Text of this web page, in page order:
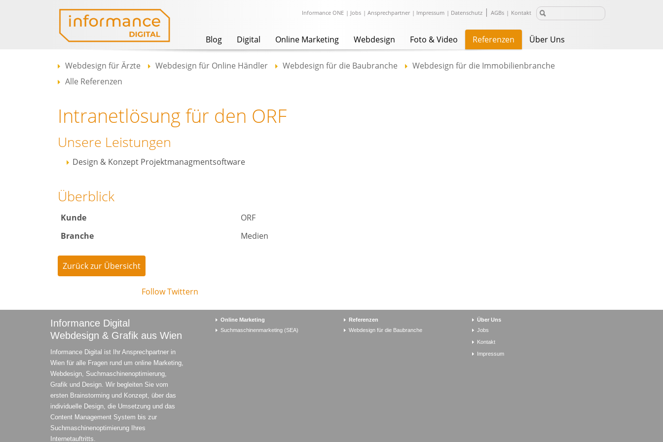
Informance ONE | Jobs | Ansprechpartner | Impressum | Datenschutz | AGBs | Kontakt
Blog Digital Online Marketing Webdesign Foto & Video Referenzen Über Uns
Webdesign für Ärzte Webdesign für Online Händler Webdesign für die Baubranche
Webdesign für die Immobilienbranche
Alle Referenzen
Intranetlösung für den ORF
Unsere Leistungen
Design & Konzept Projektmanagmentsoftware
Überblick
Kunde
ORF
Branche
Medien
Zurück zur Übersicht
FollowTwittern
Informance Digital
Webdesign & Grafik aus Wien
Informance Digital ist Ihr Ansprechpartner in
Wien für alle Fragen rund um online Marketing,
Webdesign, Suchmaschinenoptimierung,
Grafik und Design. Wir begleiten Sie vom
ersten Brainstorming und Konzept, über das
individuelle Design, die Umsetzung und das
Content Management System bis zur
Suchmaschinenoptimierung Ihres
Internetauftritts.
Online Marketing
Suchmaschinenmarketing (SEA)
Referenzen
Webdesign für die Baubranche
Über Uns
Jobs
Kontakt
Impressum